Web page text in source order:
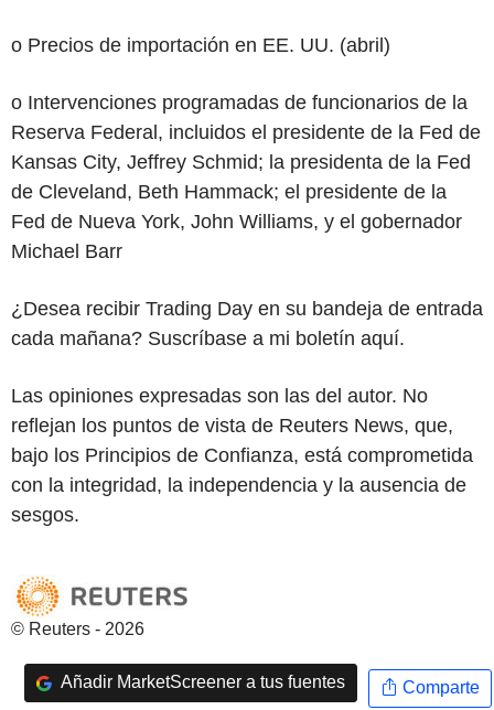
o Precios de importación en EE. UU. (abril)
o Intervenciones programadas de funcionarios de la
Reserva Federal, incluidos el presidente de la Fed de
Kansas City, Jeffrey Schmid; la presidenta de la Fed
de Cleveland, Beth Hammack; el presidente de la
Fed de Nueva York, John Williams, y el gobernador
Michael Barr
¿Desea recibir Trading Day en su bandeja de entrada
cada mañana? Suscríbase a mi boletín aquí.
Las opiniones expresadas son las del autor. No
reflejan los puntos de vista de Reuters News, que,
bajo los Principios de Confianza, está comprometida
con la integridad, la independencia y la ausencia de
sesgos.
© Reuters - 2026
Añadir MarketScreener a tus fuentes Comparte